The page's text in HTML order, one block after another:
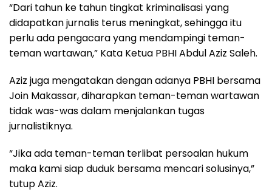
“Dari tahun ke tahun tingkat kriminalisasi yang
didapatkan jurnalis terus meningkat, sehingga itu
perlu ada pengacara yang mendampingi teman-
teman wartawan,” Kata Ketua PBHI Abdul Aziz Saleh.
Aziz juga mengatakan dengan adanya PBHI bersama
Join Makassar, diharapkan teman-teman wartawan
tidak was-was dalam menjalankan tugas
jurnalistiknya.
“Jika ada teman-teman terlibat persoalan hukum
maka kami siap duduk bersama mencari solusinya,”
tutup Aziz.